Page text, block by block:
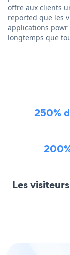
offre aux clients
reported que les
applications powr
longtemps que
250%
Les